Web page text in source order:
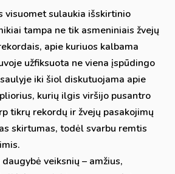
visuomet sulaukia išskirtinio
tampa ne tik asmeniniais žvejų
apie kuriuos kalbama
užfiksuota ne viena įspūdingo
iki šiol diskutuojama apie
kurių ilgis viršijo pusantro
tikrų rekordų ir žvejų pasakojimų
skirtumas, todėl svarbu remtis
veiksnių – amžius,